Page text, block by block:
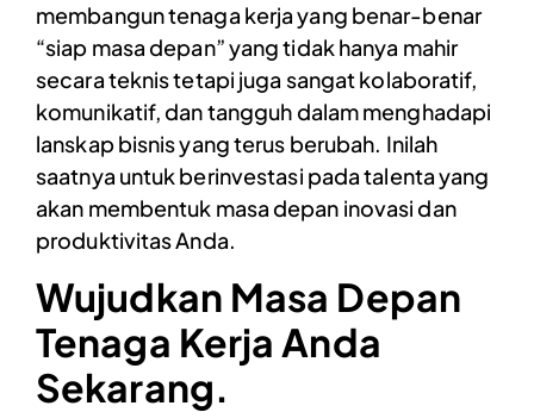
membangun tenaga kerja yang benar-benar
“siap masa depan” yang tidak hanya mahir
secara teknis tetapi juga sangat kolaboratif,
komunikatif, dan tangguh dalam menghadapi
lanskap bisnis yang terus berubah. Inilah
saatnya untuk berinvestasi pada talenta yang
akan membentuk masa depan inovasi dan
produktivitas Anda.
Wujudkan Masa Depan
Tenaga Kerja Anda
Sekarang.